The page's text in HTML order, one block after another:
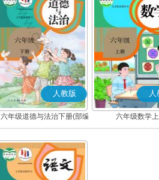
人教版
六年级道德与法治下册(部编
版)
人
六年级数学